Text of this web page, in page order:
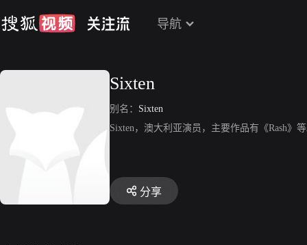
导航
Sixten
别名： Sixten
Sixten，澳大利亚演员，主要作品有《Rash》
分享